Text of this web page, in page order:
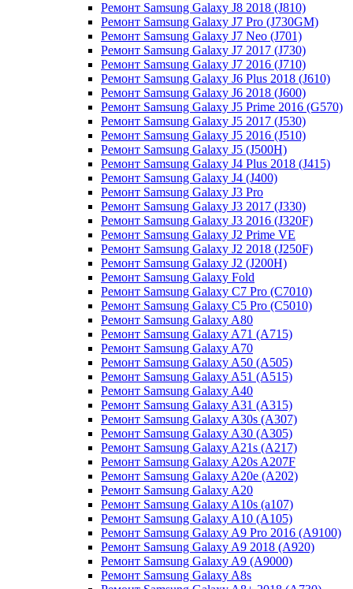
Ремонт Samsung Galaxy J8 2018 (J810)
Ремонт Samsung Galaxy J7 Pro (J730GM)
Ремонт Samsung Galaxy J7 Neo (J701)
Ремонт Samsung Galaxy J7 2017 (J730)
Ремонт Samsung Galaxy J7 2016 (J710)
Ремонт Samsung Galaxy J6 Plus 2018 (J610)
Ремонт Samsung Galaxy J6 2018 (J600)
Ремонт Samsung Galaxy J5 Prime 2016 (G570)
Ремонт Samsung Galaxy J5 2017 (J530)
Ремонт Samsung Galaxy J5 2016 (J510)
Ремонт Samsung Galaxy J5 (J500H)
Ремонт Samsung Galaxy J4 Plus 2018 (J415)
Ремонт Samsung Galaxy J4 (J400)
Ремонт Samsung Galaxy J3 Pro
Ремонт Samsung Galaxy J3 2017 (J330)
Ремонт Samsung Galaxy J3 2016 (J320F)
Ремонт Samsung Galaxy J2 Prime VE
Ремонт Samsung Galaxy J2 2018 (J250F)
Ремонт Samsung Galaxy J2 (J200H)
Ремонт Samsung Galaxy Fold
Ремонт Samsung Galaxy C7 Pro (C7010)
Ремонт Samsung Galaxy C5 Pro (C5010)
Ремонт Samsung Galaxy A80
Ремонт Samsung Galaxy A71 (A715)
Ремонт Samsung Galaxy A70
Ремонт Samsung Galaxy A50 (A505)
Ремонт Samsung Galaxy A51 (A515)
Ремонт Samsung Galaxy A40
Ремонт Samsung Galaxy A31 (A315)
Ремонт Samsung Galaxy A30s (A307)
Ремонт Samsung Galaxy A30 (A305)
Ремонт Samsung Galaxy A21s (A217)
Ремонт Samsung Galaxy A20s A207F
Ремонт Samsung Galaxy A20e (A202)
Ремонт Samsung Galaxy A20
Ремонт Samsung Galaxy A10s (a107)
Ремонт Samsung Galaxy A10 (A105)
Ремонт Samsung Galaxy A9 Pro 2016 (A9100)
Ремонт Samsung Galaxy A9 2018 (A920)
Ремонт Samsung Galaxy A9 (A9000)
Ремонт Samsung Galaxy A8s